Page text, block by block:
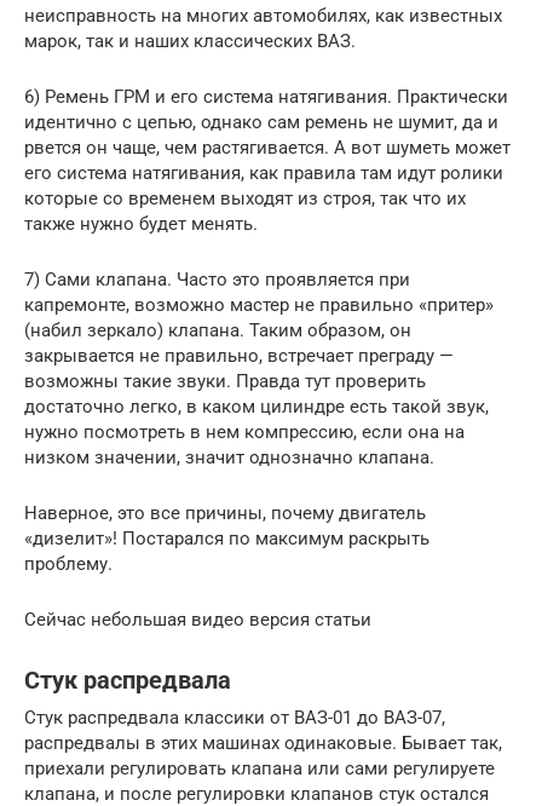
неисправность на многих автомобилях, как известных
марок, так и наших классических ВАЗ.
6) Ремень ГРМ и его система натягивания. Практически
идентично с цепью, однако сам ремень не шумит, да и
рвется он чаще, чем растягивается. А вот шуметь может
его система натягивания, как правила там идут ролики
которые со временем выходят из строя, так что их
также нужно будет менять.
7) Сами клапана. Часто это проявляется при
капремонте, возможно мастер не правильно «притер»
(набил зеркало) клапана. Таким образом, он
закрывается не правильно, встречает преграду —
возможны такие звуки. Правда тут проверить
достаточно легко, в каком цилиндре есть такой звук,
нужно посмотреть в нем компрессию, если она на
низком значении, значит однозначно клапана.
Наверное, это все причины, почему двигатель
«дизелит»! Постарался по максимум раскрыть
проблему.
Сейчас небольшая видео версия статьи
Стук распредвала
Стук распредвала классики от ВАЗ-01 до ВАЗ-07,
распредвалы в этих машинах одинаковые. Бывает так,
приехали регулировать клапана или сами регулируете
клапана, и после регулировки клапанов стук остался